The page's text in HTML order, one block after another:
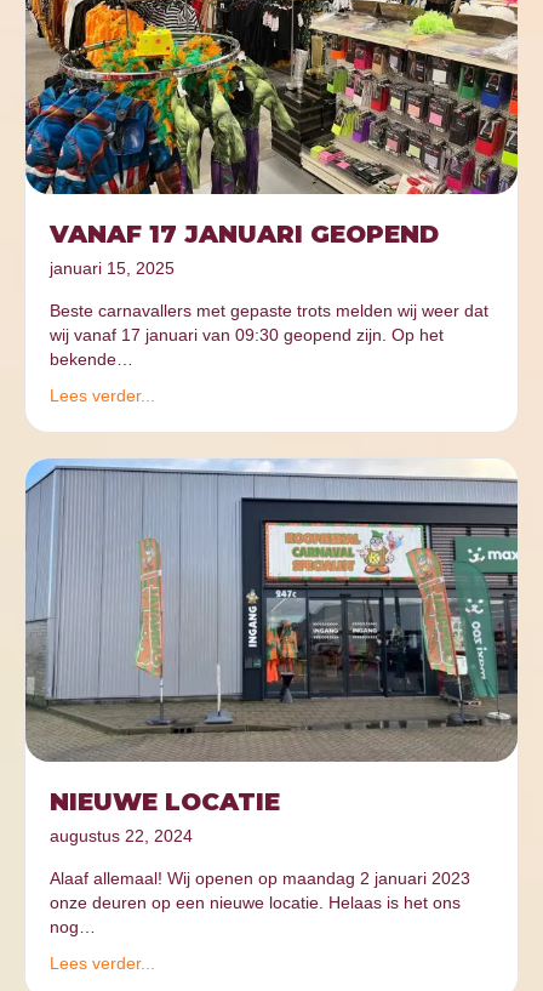
VANAF 17 JANUARI GEOPEND
januari 15, 2025
Beste carnavallers met gepaste trots melden wij weer dat
wij vanaf 17 januari van 09:30 geopend zijn. Op het
bekende…
Lees verder...
NIEUWE LOCATIE
augustus 22, 2024
Alaaf allemaal! Wij openen op maandag 2 januari 2023
onze deuren op een nieuwe locatie. Helaas is het ons
nog…
Lees verder...